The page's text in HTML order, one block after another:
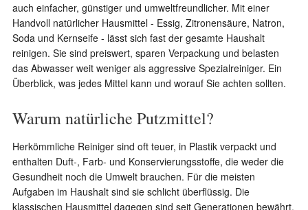
auch einfacher, günstiger und umweltfreundlicher. Mit einer
Handvoll natürlicher Hausmittel - Essig, Zitronensäure, Natron,
Soda und Kernseife - lässt sich fast der gesamte Haushalt
reinigen. Sie sind preiswert, sparen Verpackung und belasten
das Abwasser weit weniger als aggressive Spezialreiniger. Ein
Überblick, was jedes Mittel kann und worauf Sie achten sollten.
Warum natürliche Putzmittel?
Herkömmliche Reiniger sind oft teuer, in Plastik verpackt und
enthalten Duft-, Farb- und Konservierungsstoffe, die weder die
Gesundheit noch die Umwelt brauchen. Für die meisten
Aufgaben im Haushalt sind sie schlicht überflüssig. Die
klassischen Hausmittel dagegen sind seit Generationen bewährt,